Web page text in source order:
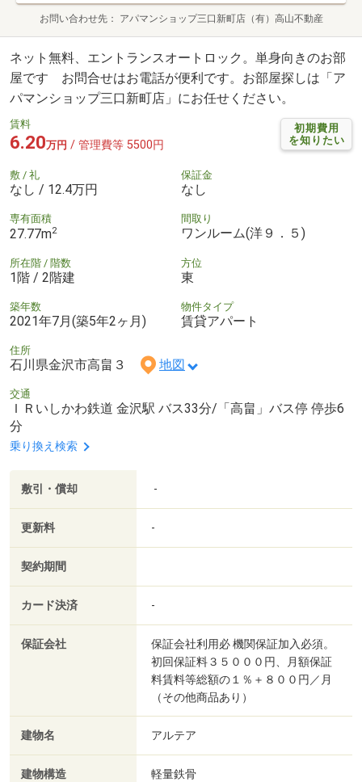
お問い合わせ先 アパマンショップ三口新町店（有）高山不動産
ネット無料、エントランスオートロック。単身向きのお部
屋です お問合せはお電話が便利です。お部屋探しは「ア
パマンショップ三口新町店」にお任せください。
初期費用
を知りたい
賃料
6.20万円 / 管理費等 5500円
敷 / 礼
なし / 12.4万円
保証金
なし
専有面積
27.77m2
間取り
ワンルーム(洋９．５)
所在階 / 階数
1階 / 2階建
方位
東
築年数
2021年7月(築5年2ヶ月)
物件タイプ
賃貸アパート
住所
石川県金沢市高畠３ 地図
交通
ＩＲいしかわ鉄道 金沢駅 バス33分/「高畠」バス停 停歩6
分
乗り換え検索
敷引・償却 -
更新料 -
契約期間
カード決済 -
保証会社
保証会社利用必 機関保証加入必須。
初回保証料３５０００円、月額保証
料賃料等総額の１％＋８００円／月
（その他商品あり）
建物名 アルテア
建物構造 軽量鉄骨